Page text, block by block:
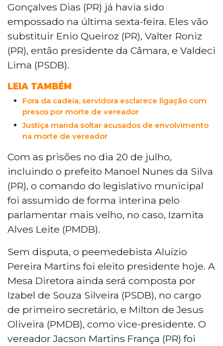
Gonçalves Dias (PR) já havia sido
empossado na última sexta-feira. Eles vão
substituir Enio Queiroz (PR), Valter Roniz
(PR), então presidente da Câmara, e Valdeci
Lima (PSDB).
LEIA TAMBÉM
Fora da cadeia, servidora esclarece ligação com
presos por morte de vereador
Justiça manda soltar acusados de envolvimento
na morte de vereador
Com as prisões no dia 20 de julho,
incluindo o prefeito Manoel Nunes da Silva
(PR), o comando do legislativo municipal
foi assumido de forma interina pelo
parlamentar mais velho, no caso, Izamita
Alves Leite (PMDB).
Sem disputa, o peemedebista Aluízio
Pereira Martins foi eleito presidente hoje. A
Mesa Diretora ainda será composta por
Izabel de Souza Silveira (PSDB), no cargo
de primeiro secretário, e Milton de Jesus
Oliveira (PMDB), como vice-presidente. O
vereador Jacson Martins França (PR) foi